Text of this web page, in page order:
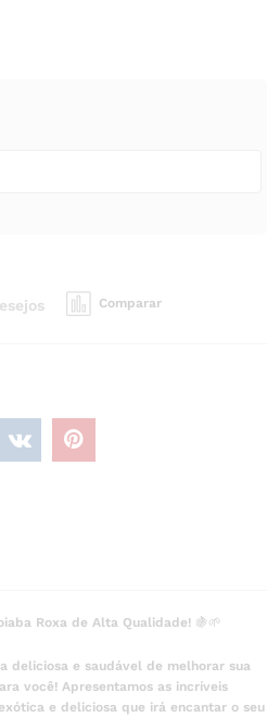
Comparar
Roxa de Alta Qualidade! 🍇🌱
deliciosa e saudável de melhorar sua
você! Apresentamos as incríveis
e deliciosa que irá encantar o seu